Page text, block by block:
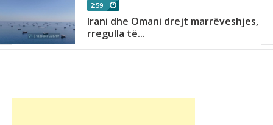
2:59
Irani dhe Omani drejt marrëveshjes,
rregulla të...